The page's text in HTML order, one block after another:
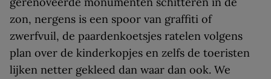
zon, nergens is een spoor van graffiti of
zwerfvuil, de paardenkoetsjes ratelen volgens
plan over de kinderkopjes en zelfs de toeristen
lijken netter gekleed dan waar dan ook. We